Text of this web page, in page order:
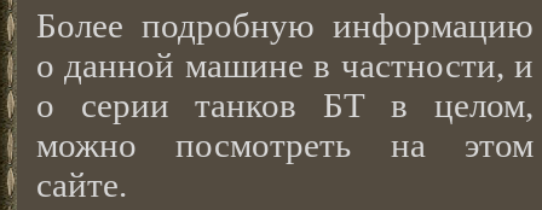
Более подробную информацию
о данной машине в частности, и
о серии танков БТ в целом,
можно посмотреть на этом
сайте.